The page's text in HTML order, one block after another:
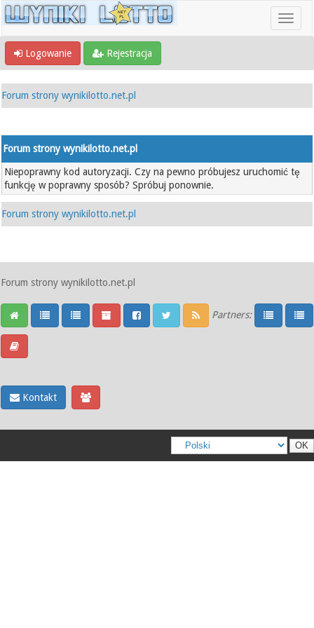
Logowanie Rejestracja
Forum strony wynikilotto.net.pl
Forum strony wynikilotto.net.pl
Niepoprawny kod autoryzacji. Czy na pewno próbujesz uruchomić tę
funkcję w poprawny sposób? Spróbuj ponownie.
Forum strony wynikilotto.net.pl
Forum strony wynikilotto.net.pl
Partners:
Kontakt